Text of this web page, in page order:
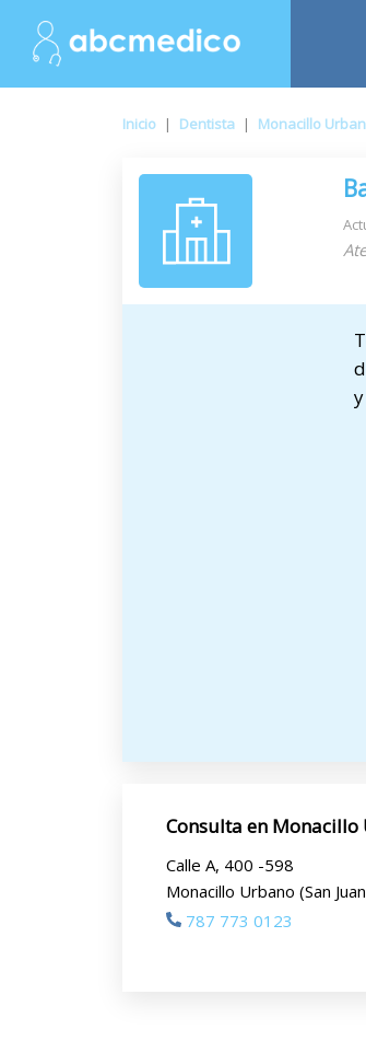
Inicio | Dentista | Monacillo
Consulta en Monacillo
Calle A, 400 -598
Monacillo Urbano (San
787 773 0123